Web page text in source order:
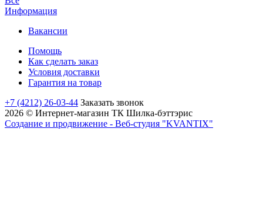
Информация
Вакансии
Помощь
Как сделать заказ
Условия доставки
Гарантия на товар
+7 (4212) 26-03-44 Заказать звонок
2026 © Интернет-магазин ТК Шилка-бэттэрис
Создание и продвижение - Веб-студия "KVANTIX"